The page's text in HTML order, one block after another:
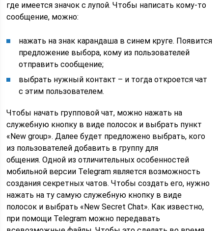
где имеется значок с лупой. Чтобы написать кому-то
сообщение, можно:
нажать на знак карандаша в синем круге. Появится
предложение выбора, кому из пользователей
отправить сообщение;
выбрать нужный контакт – и тогда откроется чат
с этим пользователем.
Чтобы начать групповой чат, можно нажать на
служебную кнопку в виде полосок и выбрать пункт
«New group». Далее будет предложено выбрать, кого
из пользователей добавить в группу для
общения. Одной из отличительных особенностей
мобильной версии Telegram является возможность
создания секретных чатов. Чтобы создать его, нужно
нажать на ту самую служебную кнопку в виде
полосок и выбрать «New Secret Chat». Как известно,
при помощи Telegram можно передавать